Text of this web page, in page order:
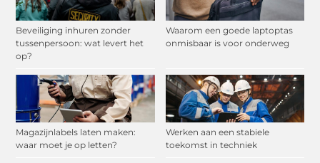
Beveiliging inhuren zonder
tussenpersoon: wat levert het
op?
Waarom een goede laptoptas
onmisbaar is voor onderweg
Magazijnlabels laten maken:
waar moet je op letten?
Werken aan een stabiele
toekomst in techniek